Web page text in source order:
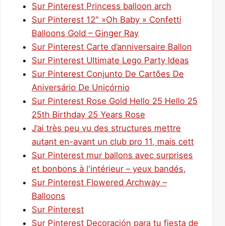
Sur Pinterest Princess balloon arch
Sur Pinterest 12″ »Oh Baby » Confetti
Balloons Gold – Ginger Ray
Sur Pinterest Carte d’anniversaire Ballon
Sur Pinterest Ultimate Lego Party Ideas
Sur Pinterest Conjunto De Cartões De
Aniversário De Unicórnio
Sur Pinterest Rose Gold Hello 25 Hello 25
25th Birthday 25 Years Rose
J’ai très peu vu des structures mettre
autant en-avant un club pro 11, mais cett
Sur Pinterest mur ballons avec surprises
et bonbons à l'intérieur – yeux bandés,
Sur Pinterest Flowered Archway –
Balloons
Sur Pinterest
Sur Pinterest Decoración para tu fiesta de